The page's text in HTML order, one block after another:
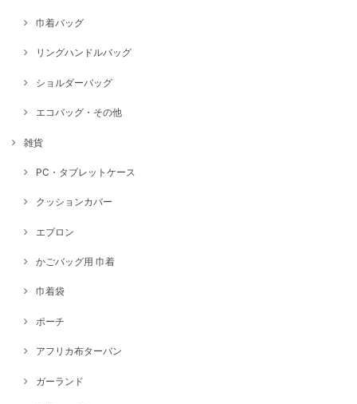
巾着バッグ
リングハンドルバッグ
ショルダーバッグ
エコバッグ・その他
雑貨
PC・タブレットケース
クッションカバー
エプロン
かごバッグ用 巾着
巾着袋
ポーチ
アフリカ布ターバン
ガーランド